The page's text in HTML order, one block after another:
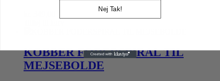
KOBBER FODERSPIRAL TIL
MEJSEBOLDE
Nej Tak!